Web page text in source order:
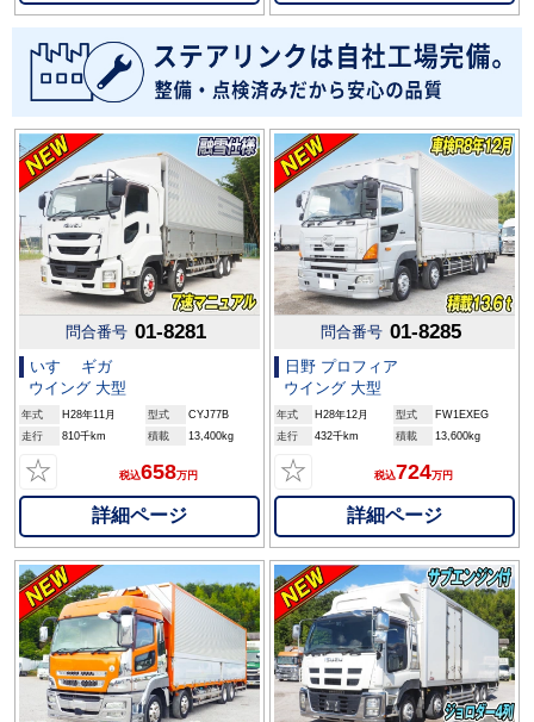
問合番号 01-8281
いすゞ ギガ
ウイング 大型
年式 H28年11月 型式
CYJ77B
走行
810千km 積載 13,400kg
☆ 税込658万円
詳細ページ
問合番号 01-8285
日野 プロフィア
ウイング 大型
年式 H28年12月 型式
FW1EXEG
走行
432千km 積載 13,600kg
☆ 税込724万円
詳細ページ